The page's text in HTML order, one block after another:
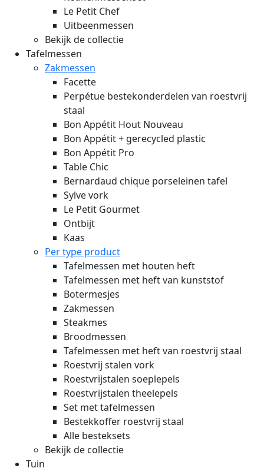
Le Petit Chef
Uitbeenmessen
Bekijk de collectie
Tafelmessen
Zakmessen
Facette
Perpétue bestekonderdelen van roestvrij
staal
Bon Appétit Hout Nouveau
Bon Appétit + gerecycled plastic
Bon Appétit Pro
Table Chic
Bernardaud chique porseleinen tafel
Sylve vork
Le Petit Gourmet
Ontbijt
Kaas
Per type product
Tafelmessen met houten heft
Tafelmessen met heft van kunststof
Botermesjes
Zakmessen
Steakmes
Broodmessen
Tafelmessen met heft van roestvrij staal
Roestvrij stalen vork
Roestvrijstalen soeplepels
Roestvrijstalen theelepels
Set met tafelmessen
Bestekkoffer roestvrij staal
Alle besteksets
Bekijk de collectie
Tuin